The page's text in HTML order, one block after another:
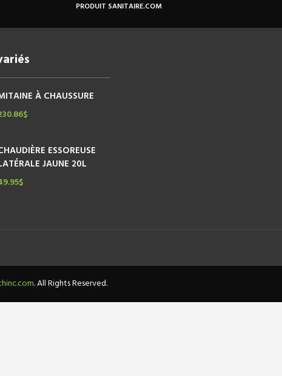
PRODUIT SANITAIRE.COM
À CHAUSSURE
$
ESSOREUSE
JAUNE 20L
$
. All Rights Reserved.